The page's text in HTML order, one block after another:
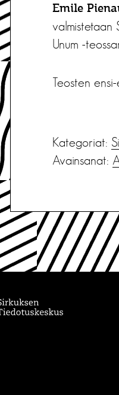
Emile
valmistetaan
Unum -
Teosten
Kategoriat:
Avainsanat: